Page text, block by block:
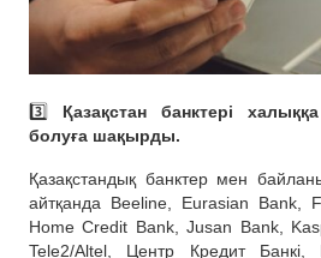
3️⃣ Қазақстан банктері
болуға шақырды.
Қазақстандық банктер мен
айтқанда Beeline, Eurasian Bank,
Home Credit Bank, Jusan Bank,
Tele2/Altel, Центр Кредит Банкі,